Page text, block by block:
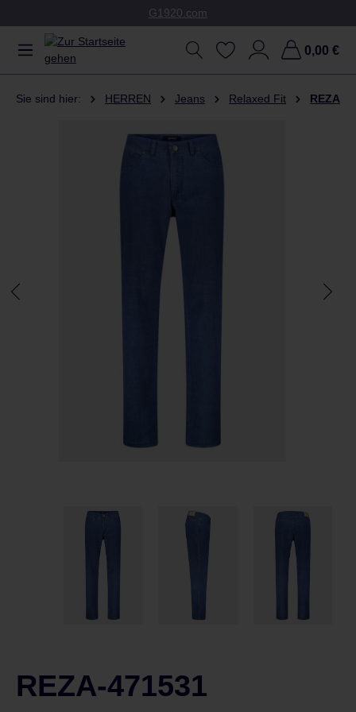
G1920.com
0,00 €
Sie sind hier: HERREN Jeans Relaxed Fit REZA
REZA-471531